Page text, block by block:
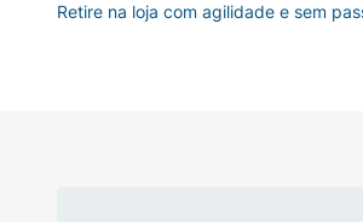
Retire na loja com agilidade e sem